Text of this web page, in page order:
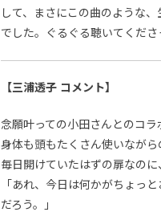
して、まさにこの曲のような
でした。ぐるぐる聴いてくださ
【三浦透子 コメント】
念願叶っての小田さんとのコラ
身体も頭もたくさん使いながら
毎日開けていたはずの扉なのに
「あれ、今日は何かがちょっ
だろう。」